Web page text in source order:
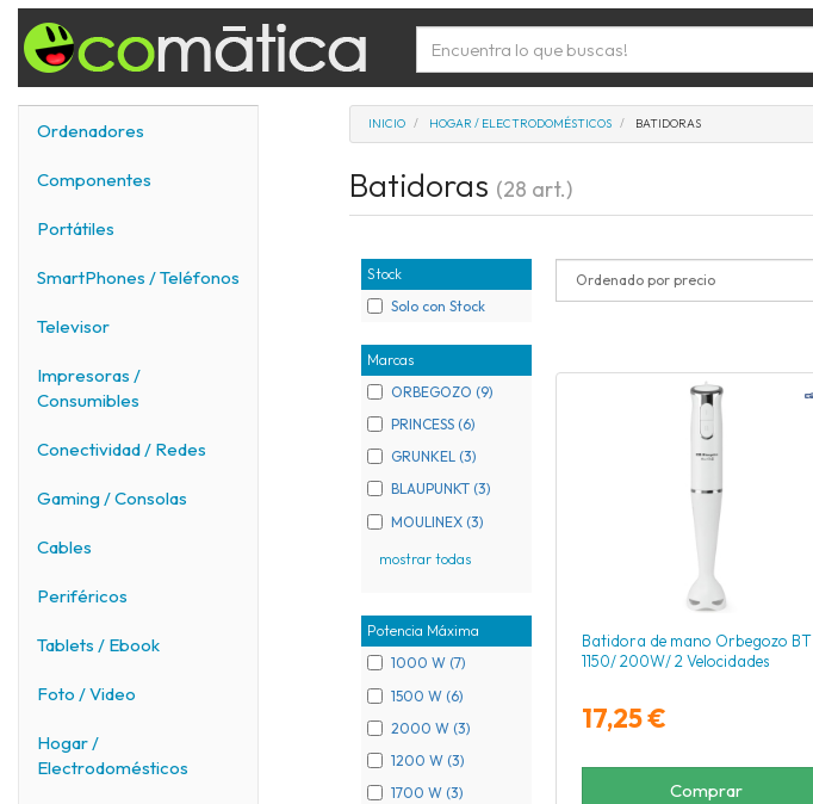
Ordenadores
Componentes
Portátiles
SmartPhones / Teléfonos
Televisor
Impresoras /
Consumibles
Conectividad / Redes
Gaming / Consolas
Cables
Periféricos
Tablets / Ebook
Foto / Video
Hogar /
Electrodomésticos
INICIO HOGAR / ELECTRODOMÉSTICOS BATIDORAS
Batidoras (28 art.)
Stock
Solo con Stock
Marcas
ORBEGOZO (9)
PRINCESS (6)
GRUNKEL (3)
BLAUPUNKT (3)
MOULINEX (3)
mostrar todas
Potencia Máxima
1000 W (7)
1500 W (6)
2000 W (3)
1200 W (3)
1700 W (3)
Batidora de mano Orbegozo BT
1150/ 200W/ 2 Velocidades
17,25 €
Comprar